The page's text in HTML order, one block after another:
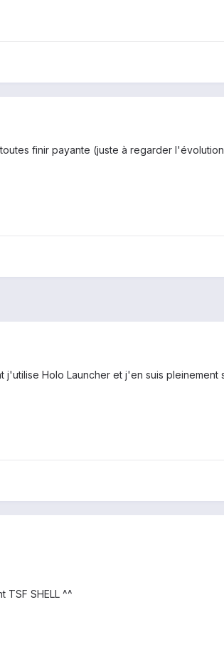
finir payante (juste à regarder
Holo Launcher et j'en suis pleinement
TSF SHELL ^^